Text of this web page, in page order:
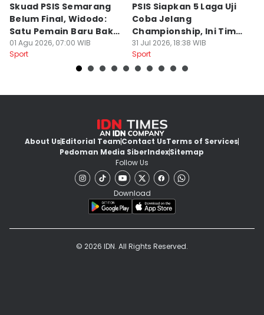
Skuad PSIS Semarang
Belum Final, Widodo:
Satu Pemain Baru Bakal
Gabung
01 Agu 2026, 07:00 WIB
Sport
PSIS Siapkan 5 Laga Uji
Coba Jelang
Championship, Ini Tim
Calon Lawan
31 Jul 2026, 18:38 WIB
Sport
About UsEditorial TeamContact UsTerms of Services
Pedoman Media SiberIndexSitemap
Follow Us
Download
© 2026 IDN. All Rights Reserved.